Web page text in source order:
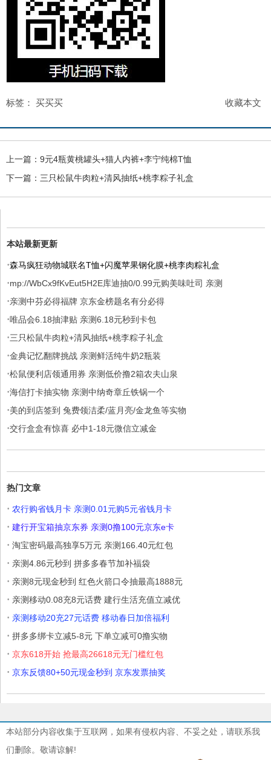
收藏本文
标签： 买买买
上一篇： 9元4瓶黄桃罐头+猫人内裤+李宁纯棉T恤
下一篇： 三只松鼠牛肉粒+清风抽纸+桃李粽子礼盒
本站最新更新
·森马疯狂动物城联名T恤+闪魔苹果钢化膜+桃李肉粽礼盒
·mp://WbCx9fKvEut5H2E库迪抽0/0.99元购美味吐司 亲测
·亲测中芬必得福牌 京东金榜题名有分必得
·唯品会6.18抽津贴 亲测6.18元秒到卡包
·三只松鼠牛肉粒+清风抽纸+桃李粽子礼盒
·金典记忆翻牌挑战 亲测鲜活纯牛奶2瓶装
·松鼠便利店领通用券 亲测低价撸2箱农夫山泉
·海信打卡抽实物 亲测中纳奇章丘铁锅一个
·美的到店签到 兔费领洁柔/蓝月亮/金龙鱼等实物
·交行盒盒有惊喜 必中1-18元微信立减金
热门文章
· 农行购省钱月卡 亲测0.01元购5元省钱月卡
· 建行开宝箱抽京东券 亲测0撸100元京东e卡
· 淘宝密码最高独享5万元 亲测166.40元红包
· 亲测4.86元秒到 拼多多春节加补福袋
· 亲测8元现金秒到 红色火箭口令抽最高1888元
· 亲测移动0.08充8元话费 建行生活充值立减优
· 亲测移动20充27元话费 移动春日加倍福利
· 拼多多绑卡立减5-8元 下单立减可0撸实物
· 京东618开始 抢最高26618元无门槛红包
· 京东反馈80+50元现金秒到 京东发票抽奖
本站部分内容收集于互联网，如果有侵权内容、不妥之处，请联系我
们删除。敬请谅解!